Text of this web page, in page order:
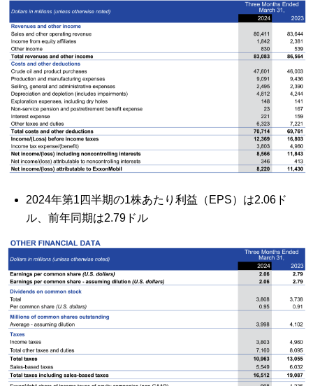
2024年第1四半期の1株あたり利益（EPS）は2.06ド
ル、前年同期は2.79ドル